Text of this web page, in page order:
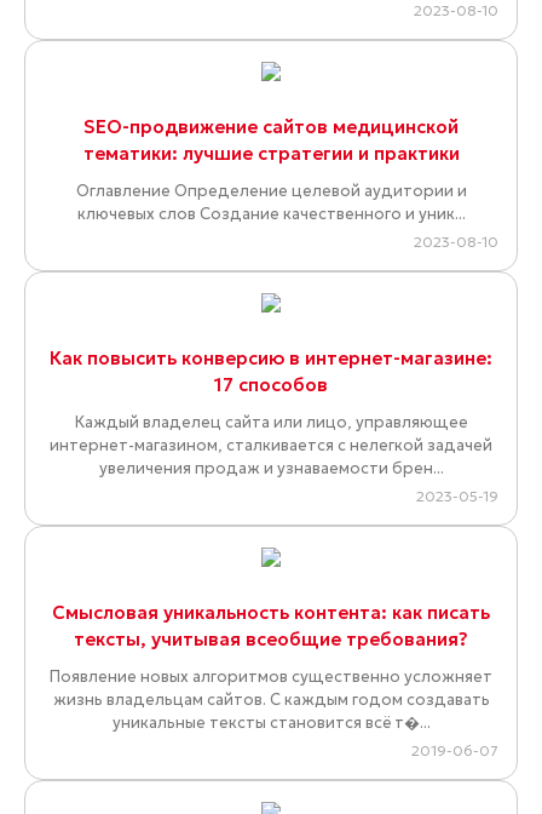
2023-08-10
SEO-продвижение сайтов медицинской
тематики: лучшие стратегии и практики
Оглавление Определение целевой аудитории и
ключевых слов Создание качественного и уник...
2023-08-10
Как повысить конверсию в интернет-магазине:
17 способов
Каждый владелец сайта или лицо, управляющее
интернет-магазином, сталкивается с нелегкой задачей
увеличения продаж и узнаваемости брен...
2023-05-19
Смысловая уникальность контента: как писать
тексты, учитывая всеобщие требования?
Появление новых алгоритмов существенно усложняет
жизнь владельцам сайтов. С каждым годом создавать
уникальные тексты становится всё т�...
2019-06-07